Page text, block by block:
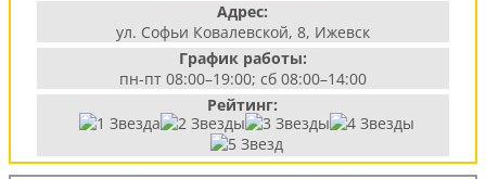
Адрес:
ул. Софьи Ковалевской, 8, Ижевск
График работы:
пн-пт 08:00–19:00; сб 08:00–14:00
Рейтинг: